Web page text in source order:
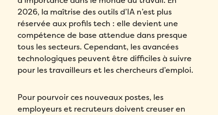
2026, la maîtrise des outils d’IA n’est plus
réservée aux profils tech : elle devient une
compétence de base attendue dans presque
tous les secteurs. Cependant, les avancées
technologiques peuvent être difficiles à suivre
pour les travailleurs et les chercheurs d’emploi.
Pour pourvoir ces nouveaux postes, les
employeurs et recruteurs doivent creuser en